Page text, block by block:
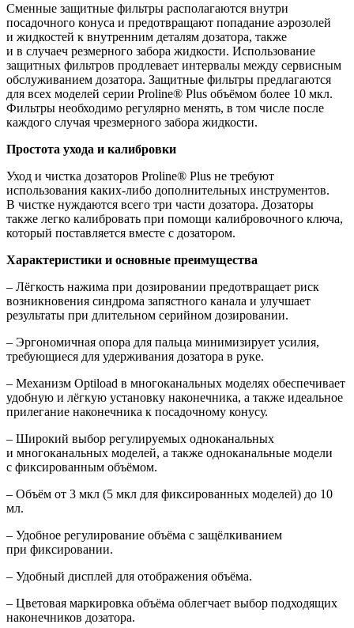
Сменные защитные фильтры располагаются внутри
посадочного конуса и предотвращают попадание аэрозолей
и жидкостей к внутренним деталям дозатора, также
и в случаеч резмерного забора жидкости. Использование
защитных фильтров продлевает интервалы между сервисным
обслуживанием дозатора. Защитные фильтры предлагаются
для всех моделей серии Proline® Plus объёмом более 10 мкл.
Фильтры необходимо регулярно менять, в том числе после
каждого случая чрезмерного забора жидкости.
Простота ухода и калибровки
Уход и чистка дозаторов Proline® Plus не требуют
использования каких-либо дополнительных инструментов.
В чистке нуждаются всего три части дозатора. Дозаторы
также легко калибровать при помощи калибровочного ключа,
который поставляется вместе с дозатором.
Характеристики и основные преимущества
‒ Лёгкость нажима при дозировании предотвращает риск
возникновения синдрома запястного канала и улучшает
результаты при длительном серийном дозировании.
‒ Эргономичная опора для пальца минимизирует усилия,
требующиеся для удерживания дозатора в руке.
‒ Механизм Optiload в многоканальных моделях обеспечивает
удобную и лёгкую установку наконечника, а также идеальное
прилегание наконечника к посадочному конусу.
‒ Широкий выбор регулируемых одноканальных
и многоканальных моделей, а также одноканальные модели
с фиксированным объёмом.
‒ Объём от 3 мкл (5 мкл для фиксированных моделей) до 10
мл.
‒ Удобное регулирование объёма с защёлкиванием
при фиксировании.
‒ Удобный дисплей для отображения объёма.
‒ Цветовая маркировка объёма облегчает выбор подходящих
наконечников дозатора.